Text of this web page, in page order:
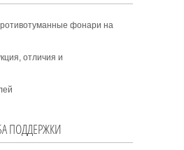
фонари на
отличия и
ПОДДЕРЖКИ